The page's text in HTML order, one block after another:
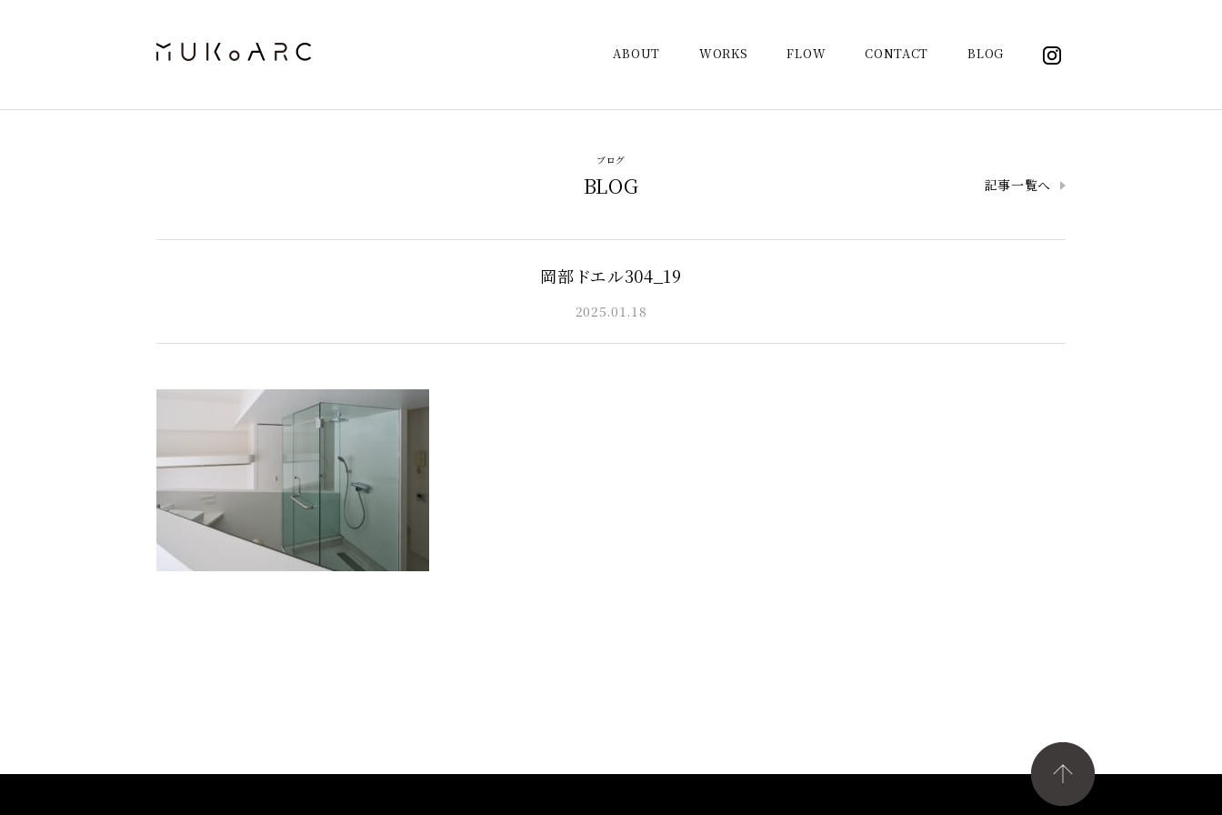
ABOUT WORKS FLOW CONTACT BLOG
ブログ
BLOG 記事一覧へ
岡部ドエル304_19
2025.01.18